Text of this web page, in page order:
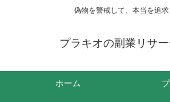
偽物を警戒して、本当を追求
プラキオの副業リサ
ホーム